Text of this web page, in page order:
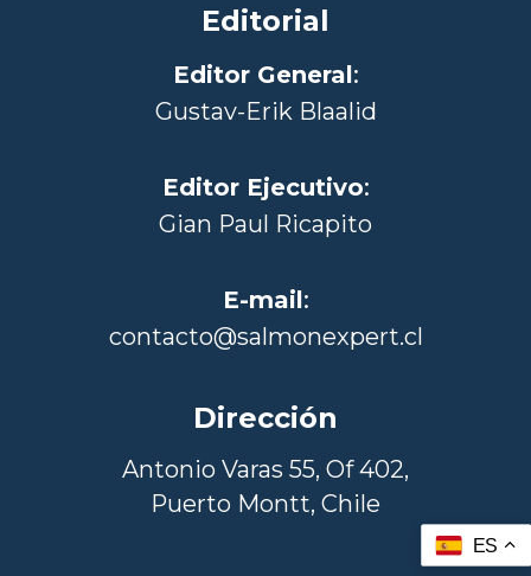
Editorial
Editor General:
Gustav-Erik Blaalid
Editor Ejecutivo:
Gian Paul Ricapito
E-mail:
contacto@salmonexpert.cl
Dirección
Antonio Varas 55, Of 402,
Puerto Montt, Chile
ES